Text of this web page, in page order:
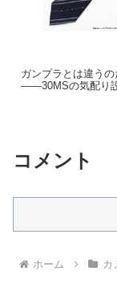
ガンプラとは違う
――30MSの気配り
コメント
ホーム カ